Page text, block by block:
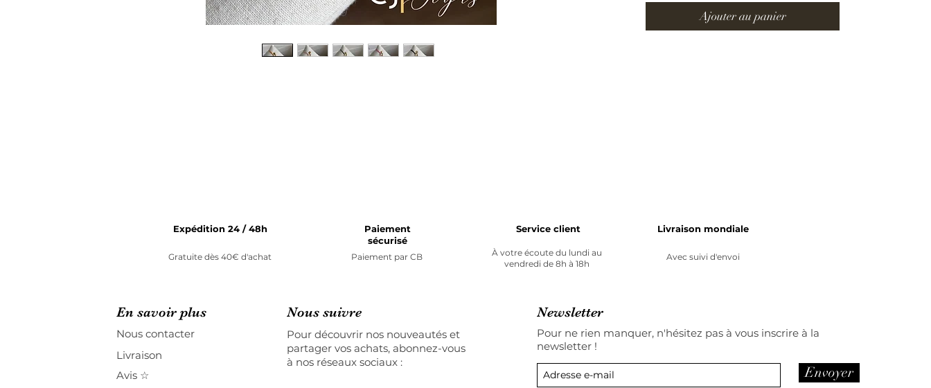
Ajouter au panier
Expédition 24 / 48h
Gratuite dès 40€ d'achat
Paiement
sécurisé
Paiement par CB
Service client
À votre écoute du lundi au
vendredi de 8h à 18h
Livraison mondiale
Avec suivi d'envoi
En savoir plus
Nous contacter
Livraison
Avis ☆
Nous suivre
Pour découvrir nos nouveautés et
partager vos achats, abonnez-vous
à nos réseaux sociaux :
Newsletter
Pour ne rien manquer, n'hésitez pas à vous inscrire à la
newsletter !
Envoyer